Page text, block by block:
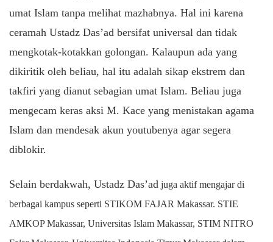
umat Islam tanpa melihat mazhabnya. Hal ini karena
ceramah Ustadz Das’ad bersifat universal dan tidak
mengkotak-kotakkan golongan. Kalaupun ada yang
dikiritik oleh beliau, hal itu adalah sikap ekstrem dan
takfiri yang dianut sebagian umat Islam. Beliau juga
mengecam keras aksi M. Kace yang menistakan agama
Islam dan mendesak akun youtubenya agar segera
diblokir.
Selain berdakwah, Ustadz Das’ad juga aktif mengajar di
berbagai kampus seperti STIKOM FAJAR Makassar. STIE
AMKOP Makassar, Universitas Islam Makassar, STIM NITRO